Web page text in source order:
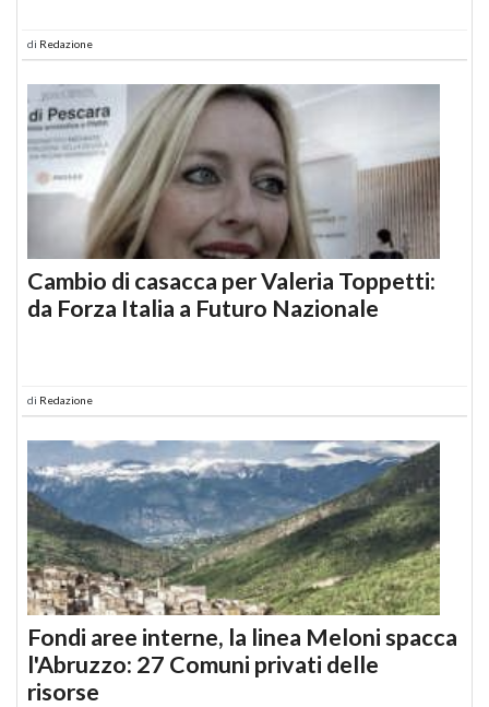
di Redazione
Cambio di casacca per Valeria Toppetti:
da Forza Italia a Futuro Nazionale
di Redazione
Fondi aree interne, la linea Meloni spacca
l'Abruzzo: 27 Comuni privati delle
risorse